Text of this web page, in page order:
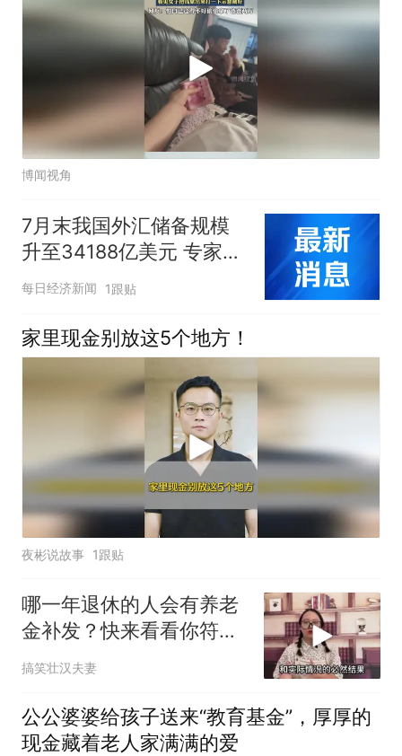
博闻视角
7月末我国外汇储备规模
升至34188亿美元 专家：
汇率折算带来正估值效
应，央行增持黄金仍是大
方向
每日经济新闻 1跟贴
家里现金别放这5个地方！
夜彬说故事 1跟贴
哪一年退休的人会有养老
金补发？快来看看你符合
条件吗？
搞笑壮汉夫妻
公公婆婆给孩子送来“教育基金”，厚厚的
现金藏着老人家满满的爱